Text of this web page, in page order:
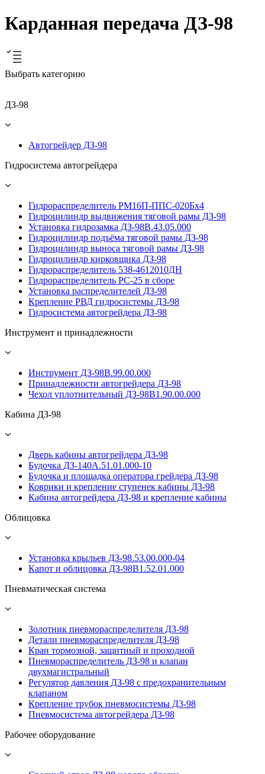
Карданная передача ДЗ-98
Выбрать категорию
ДЗ-98
Автогрейдер ДЗ-98
Гидросистема автогрейдера
Гидрораспределитель РМ16П-ППС-020Бх4
Гидроцилиндр выдвижения тяговой рамы ДЗ-98
Установка гидрозамка ДЗ-98В.43.05.000
Гидроцилиндр подъёма тяговой рамы ДЗ-98
Гидроцилиндр выноса тяговой рамы ДЗ-98
Гидроцилиндр кирковщика ДЗ-98
Гидрораспределитель 538-4612010ДН
Гидрораспределитель PС-25 в сборе
Установка распределителей ДЗ-98
Крепление РВД гидросистемы ДЗ-98
Гидросистема автогрейдера ДЗ-98
Инструмент и принадлежности
Инструмент ДЗ-98В.99.00.000
Принадлежности автогрейдера ДЗ-98
Чехол уплотнительный ДЗ-98В1.90.00.000
Кабина ДЗ-98
Дверь кабины автогрейдера ДЗ-98
Будочка ДЗ-140А.51.01.000-10
Будочка и площадка оператора грейдера ДЗ-98
Коврики и крепление ступенек кабины ДЗ-98
Кабина автогрейдера ДЗ-98 и крепление кабины
Облицовка
Установка крыльев ДЗ-98.53.00.000-04
Капот и облицовка ДЗ-98В1.52.01.000
Пневматическая система
Золотник пневмораспределителя ДЗ-98
Детали пневмораспределителя ДЗ-98
Кран тормозной, защитный и проходной
Пневмораспределитель ДЗ-98 и клапан
двухмагистральный
Регулятор давления ДЗ-98 с предохранительным
клапаном
Крепление трубок пневмосистемы ДЗ-98
Пневмосистема автогрейдера ДЗ-98
Рабочее оборудование